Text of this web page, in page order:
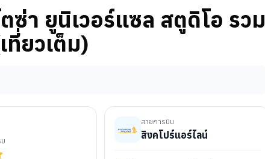
ซ่า ยูนิเวอร์แซล สตูดิโอ รวม
ยวเต็ม)
สายการบิน
สิงคโปร์แอร์ไลน์